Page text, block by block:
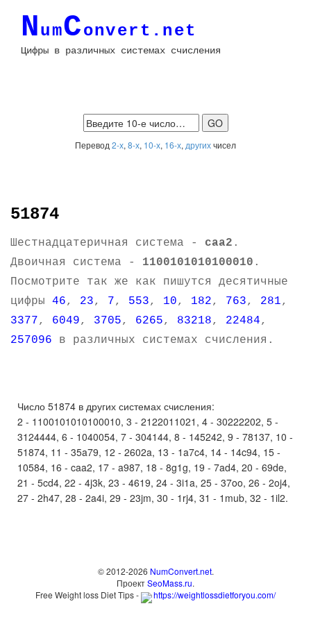
NumConvert.net
Цифры в различных системах счисления
Перевод 2-х, 8-х, 10-х, 16-х, другихчисел
51874
Шестнадцатеричная система - caa2 .
Двоичная система - 1100101010100010 .
Посмотрите так же как пишутся десятичные
цифры 46, 23, 7, 553, 10, 182, 763, 281,
3377, 6049, 3705, 6265, 83218, 22484,
257096 в различных системах счисления.
Число 51874 в других системах счисления:
2 - 1100101010100010, 3 - 2122011021, 4 - 30222202, 5 -
3124444, 6 - 1040054, 7 - 304144, 8 - 145242, 9 - 78137, 10 -
51874, 11 - 35a79, 12 - 2602a, 13 - 1a7c4, 14 - 14c94, 15 -
10584, 16 - caa2, 17 - a987, 18 - 8g1g, 19 - 7ad4, 20 - 69de,
21 - 5cd4, 22 - 4j3k, 23 - 4619, 24 - 3i1a, 25 - 37oo, 26 - 2oj4,
27 - 2h47, 28 - 2a4i, 29 - 23jm, 30 - 1rj4, 31 - 1mub, 32 - 1il2.
© 2012-2026 NumConvert.net.
ПроектSeoMass.ru.
Free Weight loss Diet Tips -
https://weightlossdietforyou.com/